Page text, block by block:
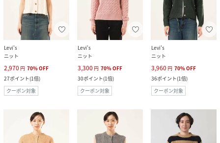
Levi's
ニット
2,970 円 70%OFF
27ポイント(1倍)
クーポン対象
Levi's
ニット
3,300 円 70%OFF
30ポイント(1倍)
クーポン対象
Levi's
ニット
3,960 円 70%OFF
36ポイント(1倍)
クーポン対象